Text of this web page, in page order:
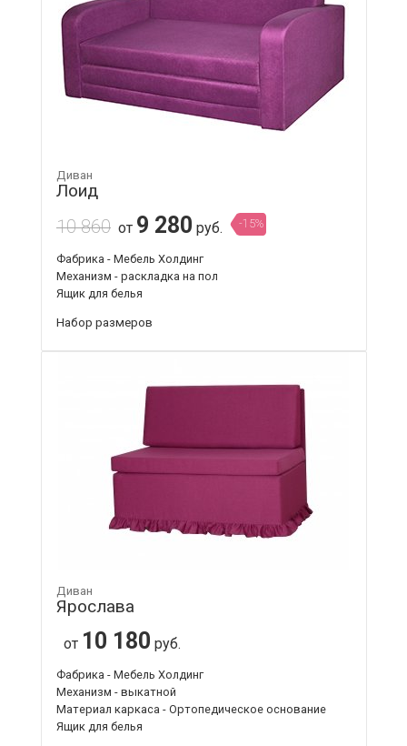
Диван
Лоид
10 860 от 9 280 руб. -15%
Фабрика - Мебель Холдинг
Механизм - раскладка на пол
Ящик для белья
Набор размеров
Диван
Ярослава
от 10 180 руб.
Фабрика - Мебель Холдинг
Механизм - выкатной
Материал каркаса - Ортопедическое основание
Ящик для белья